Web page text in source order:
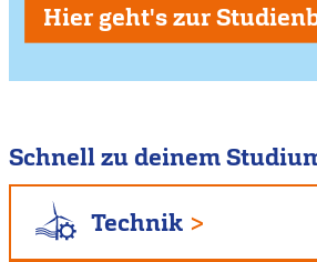
Hier geht's zur
Schnell zu deinem
Technik